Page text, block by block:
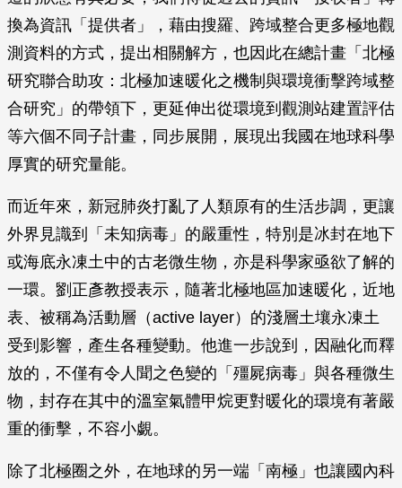
換為資訊「提供者」，藉由搜羅、跨域整合更多極地觀
測資料的方式，提出相關解方，也因此在總計畫「北極
研究聯合助攻：北極加速暖化之機制與環境衝擊跨域整
合研究」的帶領下，更延伸出從環境到觀測站建置評估
等六個不同子計畫，同步展開，展現出我國在地球科學
厚實的研究量能。
而近年來，新冠肺炎打亂了人類原有的生活步調，更讓
外界見識到「未知病毒」的嚴重性，特別是冰封在地下
或海底永凍土中的古老微生物，亦是科學家亟欲了解的
一環。劉正彥教授表示，隨著北極地區加速暖化，近地
表、被稱為活動層（active layer）的淺層土壤永凍土
受到影響，產生各種變動。他進一步說到，因融化而釋
放的，不僅有令人聞之色變的「殭屍病毒」與各種微生
物，封存在其中的溫室氣體甲烷更對暖化的環境有著嚴
重的衝擊，不容小覷。
除了北極圈之外，在地球的另一端「南極」也讓國內科